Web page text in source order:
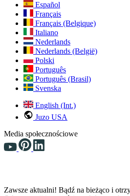
Español
Français
Français (Belgique)
Italiano
Nederlands
Nederlands (België)
Polski
Português
Português (Brasil)
Svenska
English (Int.)
Juzo USA
Media społecznościowe
Zawsze aktualni! Bądź na bieżąco i